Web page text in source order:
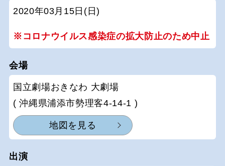
2020年03月15日(日)
※コロナウイルス感染症の拡大防止のため中止
会場
国立劇場おきなわ 大劇場
( 沖縄県浦添市勢理客4-14-1 )
地図を見る
出演